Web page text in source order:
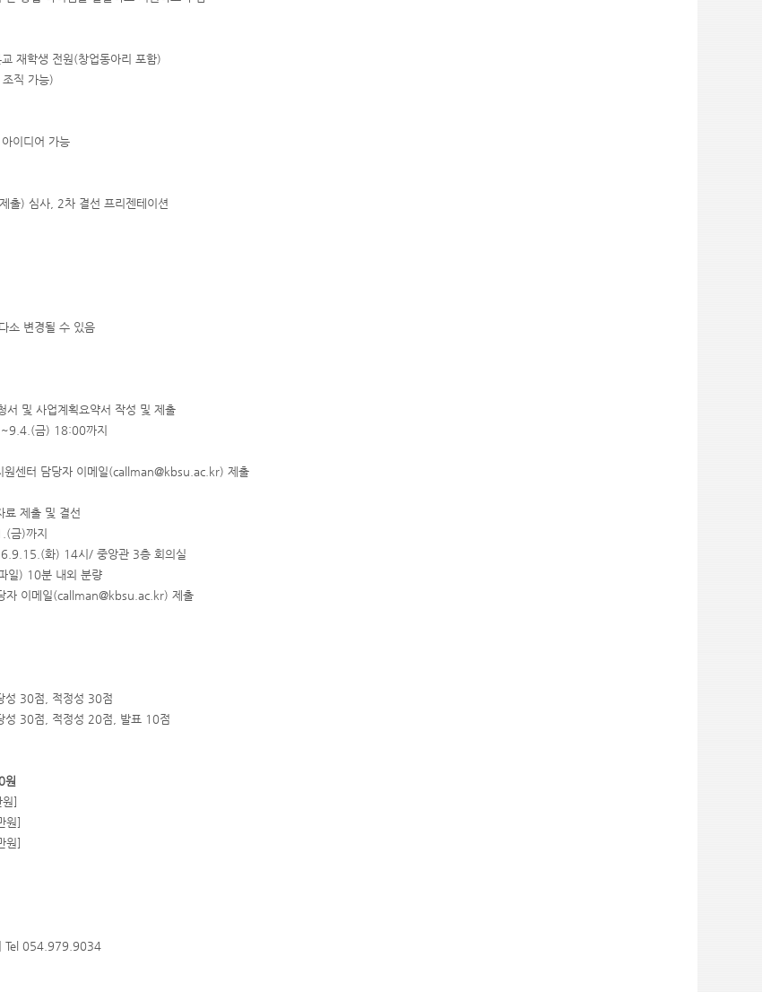
재학생 전원(창업동아리 포함)
가능)
이디어 가능
출) 심사, 2차 결선 프리젠테이션
소 변경될 수 있음
및 사업계획요약서 작성 및 제출
금) 18:00까지
센터 담당자 이메일(callman@kbsu.ac.kr) 제출
료 제출 및 결선
금)까지
화) 14시/ 중앙관 3층 회의실
) 10분 내외 분량
이메일(callman@kbsu.ac.kr) 제출
성 30점, 적정성 30점
성 30점, 적정성 20점, 발표 10점
원
원]
원]
원]
Tel 054.979.9034